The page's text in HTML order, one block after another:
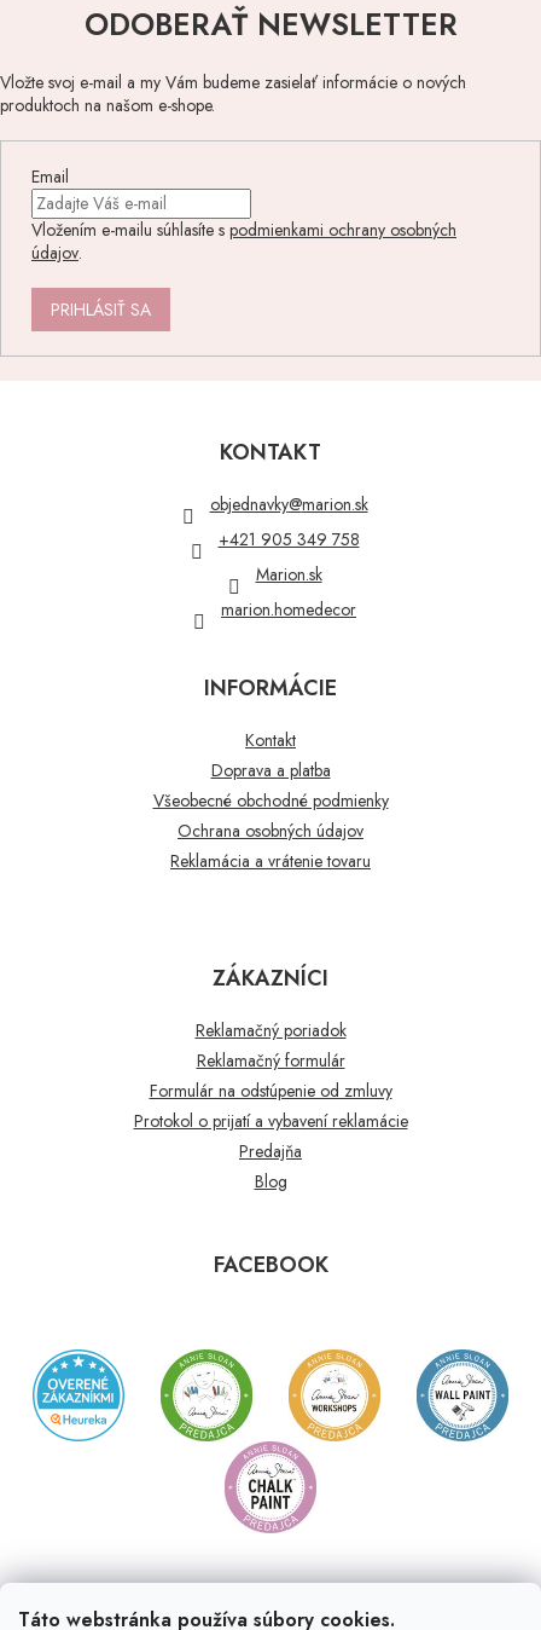
Táto webstránka používa súbory cookies.
ODOBERAŤ NEWSLETTER
Vložte svoj e-mail a my Vám budeme zasielať informácie o nových
produktoch na našom e-shope.
Email
Vložením e-mailu súhlasíte s podmienkami ochrany osobných
údajov.
PRIHLÁSIŤ SA
KONTAKT
objednavky@marion.sk
+421 905 349 758
Marion.sk
marion.homedecor
INFORMÁCIE
Kontakt
Doprava a platba
Všeobecné obchodné podmienky
Ochrana osobných údajov
Reklamácia a vrátenie tovaru
ZÁKAZNÍCI
Reklamačný poriadok
Reklamačný formulár
Formulár na odstúpenie od zmluvy
Protokol o prijatí a vybavení reklamácie
Predajňa
Blog
FACEBOOK